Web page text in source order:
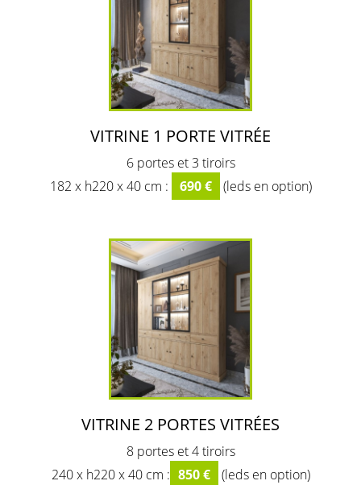
VITRINE 1 PORTE VITRÉE
6 portes et 3 tiroirs
182 x h220 x 40 cm :
690 € (leds en option)
VITRINE 2 PORTES VITRÉES
8 portes et 4 tiroirs
240 x h220 x 40 cm : 850 € (leds en option)